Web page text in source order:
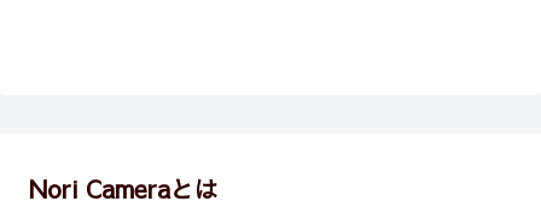
Nori Cameraとは